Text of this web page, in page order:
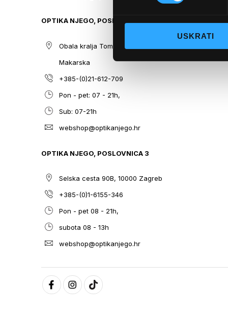
USKRATI
OPTIKA NJEGO, POSLOVNICA 2
Obala kralja Tomislava 14, 21300
Makarska
+385-(0)21-612-709
Pon - pet: 07 - 21h,
Sub: 07-21h
webshop@optikanjego.hr
OPTIKA NJEGO, POSLOVNICA 3
Selska cesta 90B, 10000 Zagreb
+385-(0)1-6155-346
Pon - pet 08 - 21h,
subota 08 - 13h
webshop@optikanjego.hr